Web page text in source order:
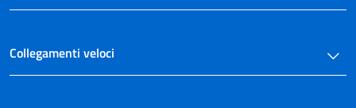
Collegamenti veloci